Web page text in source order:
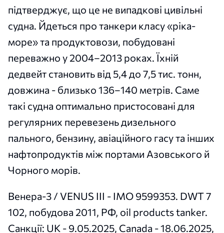
підтверджує, що це не випадкові цивільні
судна. Йдеться про танкери класу «ріка-
море» та продуктовози, побудовані
переважно у 2004–2013 роках. Їхній
дедвейт становить від 5,4 до 7,5 тис. тонн,
довжина - близько 136–140 метрів. Саме
такі судна оптимально пристосовані для
регулярних перевезень дизельного
пального, бензину, авіаційного гасу та інших
нафтопродуктів між портами Азовського й
Чорного морів.
Венера-3 / VENUS III - IMO 9599353. DWT 7
102, побудова 2011, РФ, oil products tanker.
Санкції: UK - 9.05.2025, Canada - 18.06.2025,